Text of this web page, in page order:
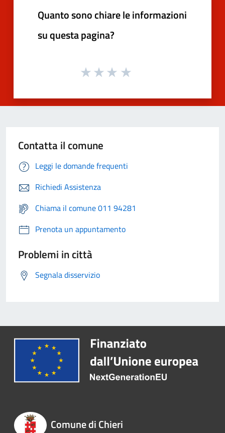
Quanto sono chiare le informazioni
su questa pagina?
Contatta il comune
Leggi le domande frequenti
Richiedi Assistenza
Chiama il comune 011 94281
Prenota un appuntamento
Problemi in città
Segnala disservizio
Comune di Chieri